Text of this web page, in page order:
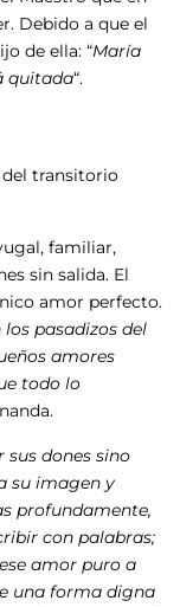
Debido a que el
de ella: “María
quitada“.
del transitorio
familiar,
sin salida. El
amor perfecto.
pasadizos del
amores
todo lo
dones sino
su imagen y
profundamente,
con palabras;
amor puro a
una forma digna